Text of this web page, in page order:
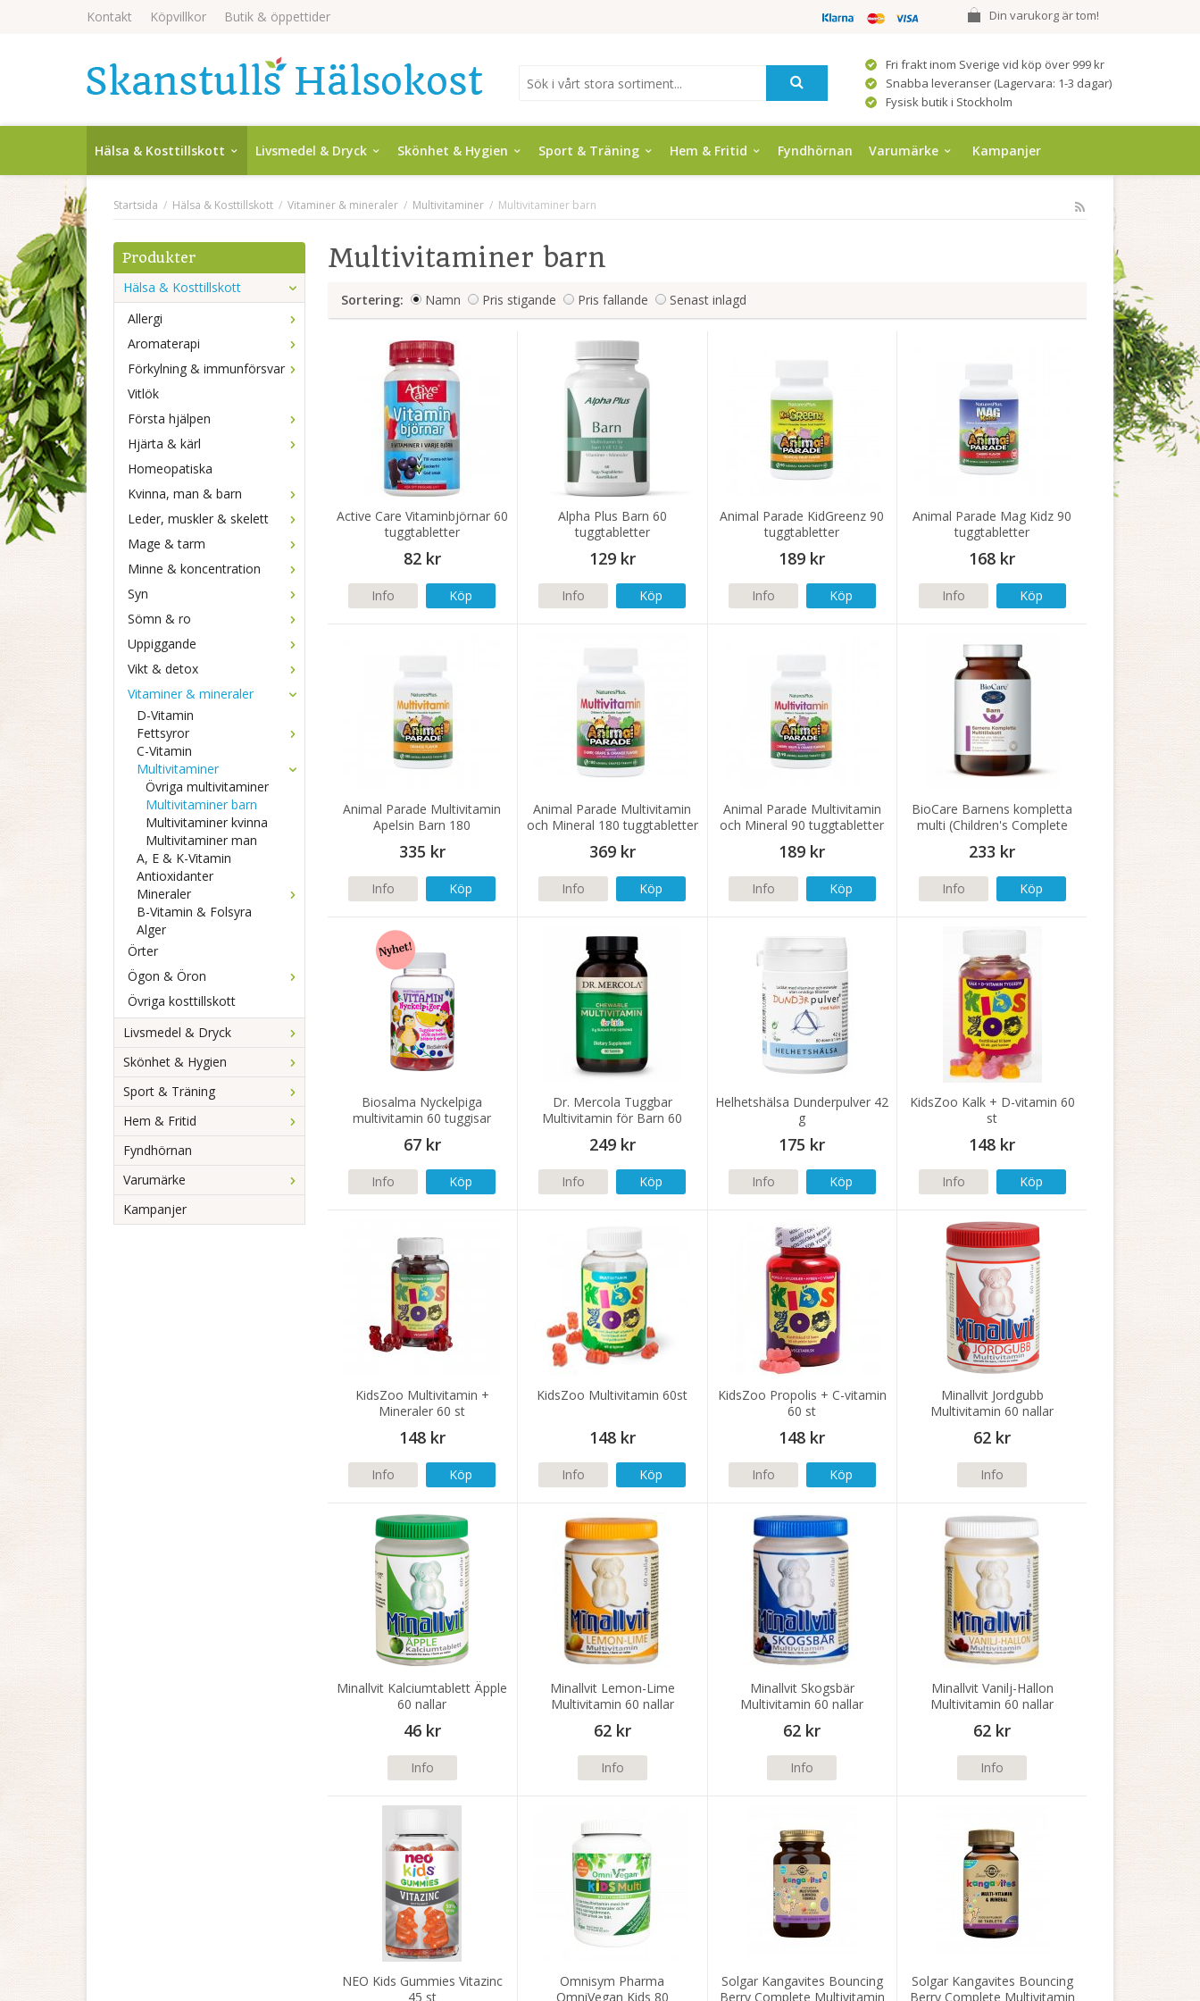
Kontakt Köpvillkor Butik & öppettider Din varukorg är tom!
Fri frakt inom Sverige vid köp över 999 kr
Snabba leveranser (Lagervara: 1-3 dagar)
Fysisk butik i Stockholm
Hälsa & Kosttillskott Livsmedel & Dryck Skönhet & Hygien Sport & Träning Hem & Fritid Fyndhörnan Varumärke Kampanjer
Startsida / Hälsa & Kosttillskott / Vitaminer & mineraler / Multivitaminer / Multivitaminer barn
Produkter
Hälsa & Kosttillskott
Allergi
Aromaterapi
Förkylning & immunförsvar
Vitlök
Första hjälpen
Hjärta & kärl
Homeopatiska
Kvinna, man & barn
Leder, muskler & skelett
Mage & tarm
Minne & koncentration
Syn
Sömn & ro
Uppiggande
Vikt & detox
Vitaminer & mineraler
D-Vitamin
Fettsyror
C-Vitamin
Multivitaminer
Övriga multivitaminer
Multivitaminer barn
Multivitaminer kvinna
Multivitaminer man
A, E & K-Vitamin
Antioxidanter
Mineraler
B-Vitamin & Folsyra
Alger
Örter
Ögon & Öron
Övriga kosttillskott
Livsmedel & Dryck
Skönhet & Hygien
Sport & Träning
Hem & Fritid
Fyndhörnan
Varumärke
Kampanjer
Multivitaminer barn
Sortering: Namn Pris stigande Pris fallande Senast inlagd
Active Care Vitaminbjörnar 60
tuggtabletter
82 kr
Info Köp
Alpha Plus Barn 60
tuggtabletter
129 kr
Info Köp
Animal Parade KidGreenz 90
tuggtabletter
189 kr
Info Köp
Animal Parade Mag Kidz 90
tuggtabletter
168 kr
Info Köp
Animal Parade Multivitamin
Apelsin Barn 180
tuggtabletter
335 kr
Info Köp
Animal Parade Multivitamin
och Mineral 180 tuggtabletter
369 kr
Info Köp
Animal Parade Multivitamin
och Mineral 90 tuggtabletter
189 kr
Info Köp
BioCare Barnens kompletta
multi (Children's Complete
Multi) 75 g
233 kr
Info Köp
Biosalma Nyckelpiga
multivitamin 60 tuggisar
67 kr
Info Köp
Dr. Mercola Tuggbar
Multivitamin för Barn 60
tabletter
249 kr
Info Köp
Helhetshälsa Dunderpulver 42
g
175 kr
Info Köp
KidsZoo Kalk + D-vitamin 60
st
148 kr
Info Köp
KidsZoo Multivitamin +
Mineraler 60 st
148 kr
Info Köp
KidsZoo Multivitamin 60st
148 kr
Info Köp
KidsZoo Propolis + C-vitamin
60 st
148 kr
Info Köp
Minallvit Jordgubb
Multivitamin 60 nallar
62 kr
Info
Minallvit Kalciumtablett Äpple
60 nallar
46 kr
Info
Minallvit Lemon-Lime
Multivitamin 60 nallar
62 kr
Info
Minallvit Skogsbär
Multivitamin 60 nallar
62 kr
Info
Minallvit Vanilj-Hallon
Multivitamin 60 nallar
62 kr
Info
NEO Kids Gummies Vitazinc
45 st
Omnisym Pharma
OmniVegan Kids 80
Solgar Kangavites Bouncing
Berry Complete Multivitamin
Solgar Kangavites Bouncing
Berry Complete Multivitamin